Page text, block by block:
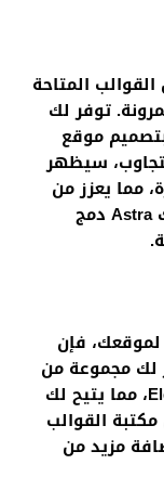
المتاحة
توفر لك
موقع
سيظهر
مما يعزز من
تجربة الزوار. بالإضافة إلى ذلك، يتيح لك Astra دمج
فإن
لك مجموعة من
، مما يتيح لك
القوالب
مزيد من